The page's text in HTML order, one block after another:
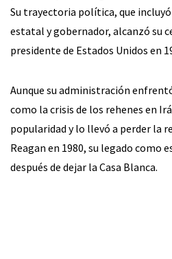
Su trayectoria política, que
estatal y gobernador, alcanzó su
presidente de Estados Unidos en
Aunque su administración
como la crisis de los rehenes en
popularidad y lo llevó a perder la
Reagan en 1980, su legado como
después de dejar la Casa Blanca.